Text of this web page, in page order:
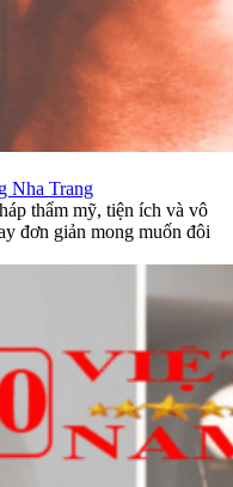
Nha Trang
thẩm mỹ, tiện ích và vô
đơn giản mong muốn đôi